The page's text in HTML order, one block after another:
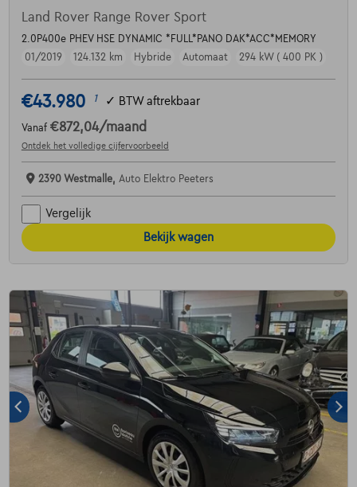
Land Rover Range Rover Sport
2.0P400e PHEV HSE DYNAMIC *FULL*PANO DAK*ACC*MEMORY
01/2019
124.132 km Hybride Automaat 294 kW ( 400 PK )
€43.980 1 ✓ BTW aftrekbaar
Vanaf €872,04/maand
Ontdek het volledige cijfervoorbeeld
2390 Westmalle, Auto Elektro Peeters
Vergelijk
Bekijk wagen